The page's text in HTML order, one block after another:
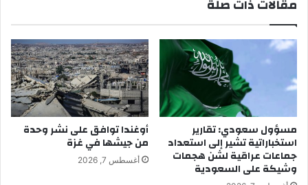
مقالات ذات صلة
مسؤول سعودي: تقارير
استخباراتية تشير إلى استعداد
جماعات عراقية لشن هجمات
وشيكة على السعودية
أوغندا توافق على نشر وحدة
من جيشها في غزة
أغسطس 7, 2026